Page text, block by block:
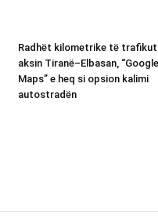
Radhët kilometrike të trafikut
aksin Tiranë–Elbasan, “Google
Maps” e heq si opsion kalimi
autostradën